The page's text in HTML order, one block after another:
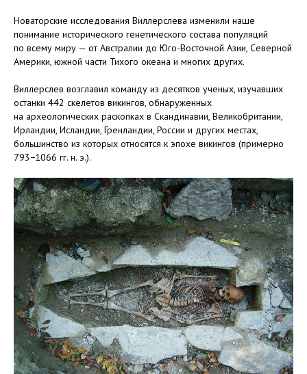
Новаторские исследования Виллерслева изменили наше
понимание исторического генетического состава популяций
по всему миру — от Австралии до Юго-Восточной Азии, Северной
Америки, южной части Тихого океана и многих других.
Виллерслев возглавил команду из десятков ученых, изучавших
останки 442 скелетов викингов, обнаруженных
на археологических раскопках в Скандинавии, Великобритании,
Ирландии, Исландии, Гренландии, России и других местах,
большинство из которых относятся к эпохе викингов (примерно
793−1066 гг. н. э.).